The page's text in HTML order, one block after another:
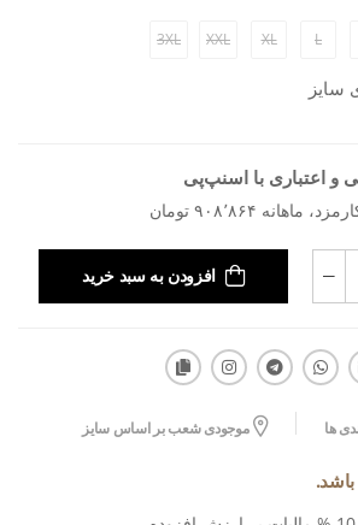
L
XL
XXL
3XL
سایز
اعتباری با اسنپ‌پی
افزودن به سبد خرید
ها موجودی شعب بر اساس سایز